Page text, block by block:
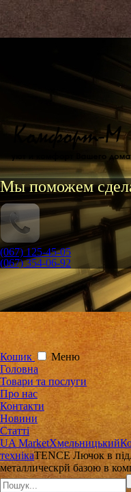
Мы поможем
(067) 125-45-05
(067) 354-06-92
Кошик
Меню
Головна
Товари та послуги
Про нас
Контакти
Новини
Статті
UA MarketХмельницький
технікаTENCE Лючок в
металлическрй базою в